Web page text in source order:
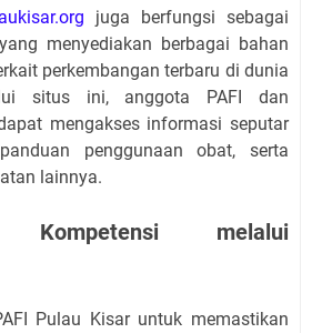
juga berfungsi sebagai
menyediakan berbagai bahan
perkembangan terbaru di dunia
situs ini, anggota PAFI dan
mengakses informasi seputar
penggunaan obat, serta
lainnya.
Kompetensi melalui
Pulau Kisar untuk memastikan